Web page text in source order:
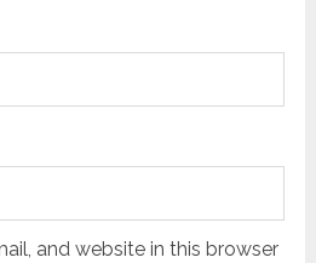
and website in this browser